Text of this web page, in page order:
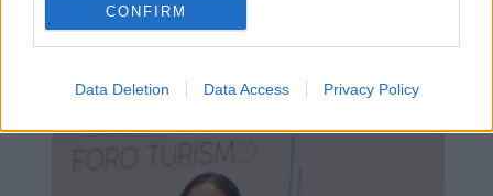
CONFIRM
Data Deletion Data Access Privacy Policy
a personas de alto riesgo